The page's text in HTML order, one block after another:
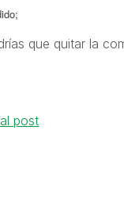
que quitar la
post